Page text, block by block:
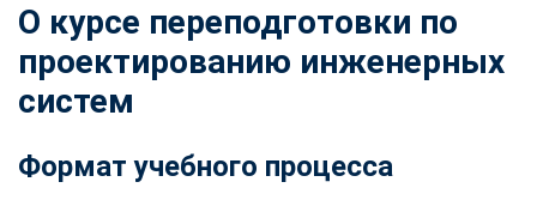
О курсе переподготовки по
проектированию инженерных
систем
Формат учебного процесса